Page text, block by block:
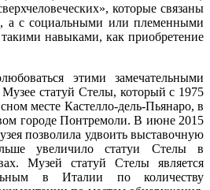
которые связаны
а с социальными или племенными
навыками, как приобретение
этими замечательными
статуй Стелы, который с 1975
месте Кастелло-дель-Пьянаро, в
городе Понтремоли. В июне 2015
позволила удвоить выставочную
увеличило статуи Стелы в
Музей статуй Стелы является
в Италии по количеству